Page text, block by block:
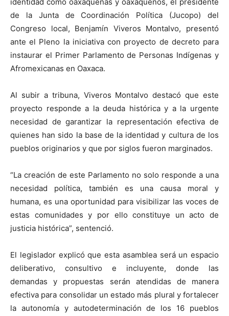
de la Junta de Coordinación Política (Jucopo) del
Congreso local, Benjamín Viveros Montalvo, presentó
ante el Pleno la iniciativa con proyecto de decreto para
instaurar el Primer Parlamento de Personas Indígenas y
Afromexicanas en Oaxaca.
Al subir a tribuna, Viveros Montalvo destacó que este
proyecto responde a la deuda histórica y a la urgente
necesidad de garantizar la representación efectiva de
quienes han sido la base de la identidad y cultura de los
pueblos originarios y que por siglos fueron marginados.
“La creación de este Parlamento no solo responde a una
necesidad política, también es una causa moral y
humana, es una oportunidad para visibilizar las voces de
estas comunidades y por ello constituye un acto de
justicia histórica”, sentenció.
El legislador explicó que esta asamblea será un espacio
deliberativo, consultivo e incluyente, donde las
demandas y propuestas serán atendidas de manera
efectiva para consolidar un estado más plural y fortalecer
la autonomía y autodeterminación de los 16 pueblos